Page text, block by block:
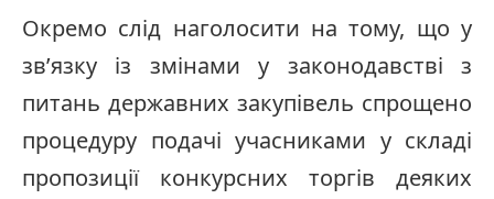
Окремо слід наголосити на тому, що у
зв’язку із змінами у законодавстві з
питань державних закупівель спрощено
процедуру подачі учасниками у складі
пропозиції конкурсних торгів деяких